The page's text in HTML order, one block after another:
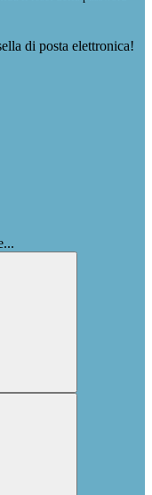
di posta elettronica!